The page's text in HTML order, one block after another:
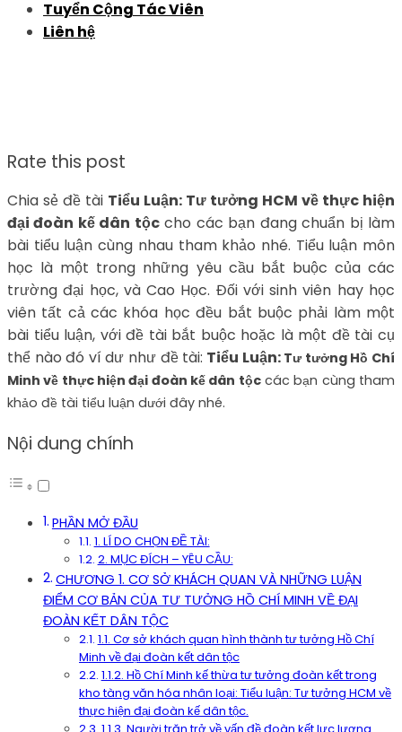
Tuyển Cộng Tác Viên
Liên hệ
Rate this post
Chia sẻ đề tài Tiểu Luận: Tư tưởng HCM về thực hiện
đại đoàn kế dân tộccho các bạn đang chuẩn bị làm
bài tiểu luận cùng nhau tham khảo nhé. Tiểu luận môn
học là một trong những yêu cầu bắt buộc của các
trường đại học, và Cao Học. Đối với sinh viên hay học
viên tất cả các khóa học đều bắt buộc phải làm một
bài tiểu luận, với đề tài bắt buộc hoặc là một đề tài cụ
thể nào đó ví dư như đề tài: Tiểu Luận:Tư tưởng Hồ Chí
Minh về thực hiện đại đoàn kế dân tộccác bạn cùng tham
khảo đề tài tiểu luận dưới đây nhé.
Nội dung chính
PHẦN MỞ ĐẦU
1. LÍ DO CHỌN ĐỀ TÀI:
2. MỤC ĐÍCH – YÊU CẦU:
CHƯƠNG 1. CƠ SỞ KHÁCH QUAN VÀ NHỮNG LUẬN
ĐIỂM CƠ BẢN CỦA TƯ TƯỞNG HỒ CHÍ MINH VỀ ĐẠI
ĐOÀN KẾT DÂN TỘC
1.1. Cơ sở khách quan hình thành tư tưởng Hồ Chí
Minh về đại đoàn kết dân tộc
1.1.2. Hồ Chí Minh kế thừa tư tưởng đoàn kết trong
kho tàng văn hóa nhân loại: Tiểu luận: Tư tưởng HCM về
thực hiện đại đoàn kế dân tộc.